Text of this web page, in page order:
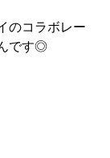
のコラボレー
です◎